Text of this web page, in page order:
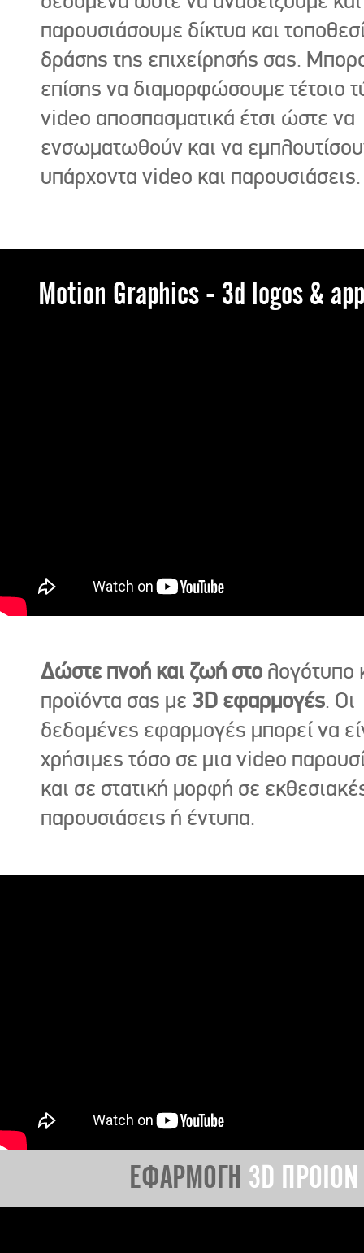
παρουσιάσουμε δίκτυα και
δράσης της επιχείρησής σας.
επίσης να διαμορφώσουμε τέτοιο
video αποσπασματικά έτσι ώστε να
ενσωματωθούν και να
υπάρχοντα video και παρουσιάσεις.
Motion Graphics - 3d logos &
Δώστε πνοή και ζωή στο λογότυπο
προϊόντα σας με 3D εφαρμογές. Οι
δεδομένες εφαρμογές μπορεί να
χρήσιμες τόσο σε μια video
και σε στατική μορφή σε
παρουσιάσεις ή έντυπα.
ΕΦΑΡΜΟΓΗ 3D ΠΡΟΙΟΝ